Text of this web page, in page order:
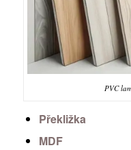
PVC
Překližka
MDF